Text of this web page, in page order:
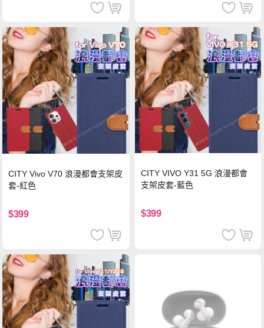
CITY Vivo V70 浪漫都會支架皮
套-紅色
$399
CITY VIVO Y31 5G 浪漫都會
支架皮套-藍色
$399